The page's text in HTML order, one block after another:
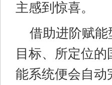
主感到惊喜。
借助进阶赋
目标、所定位
能系统便会自动